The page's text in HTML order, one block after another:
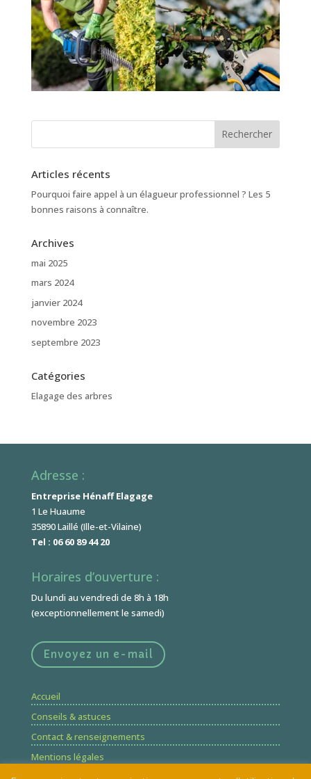
Articles récents
Pourquoi faire appel à un élagueur professionnel ? Les 5
bonnes raisons à connaître.
Archives
mai 2025
mars 2024
janvier 2024
novembre 2023
septembre 2023
Catégories
Elagage des arbres
Adresse :
Entreprise Hénaff Elagage
1 Le Huaume
35890 Laillé (Ille-et-Vilaine)
Tel : 06 60 89 44 20
Horaires d’ouverture :
Du lundi au vendredi de 8h à 18h
(exceptionnellement le samedi)
Envoyez un e-mail
Accueil
Conseils & astuces
Contact & renseignements
Mentions légales